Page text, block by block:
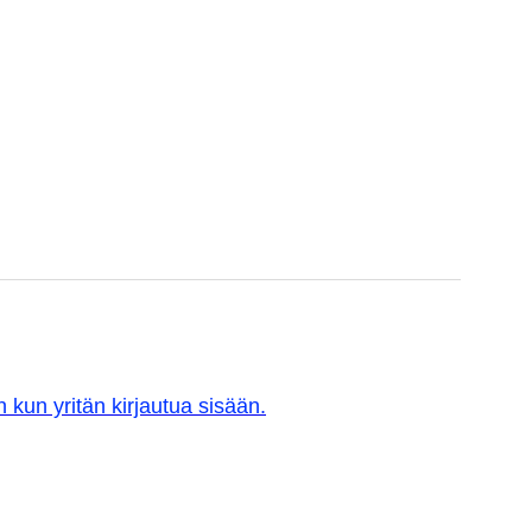
kun yritän kirjautua sisään.